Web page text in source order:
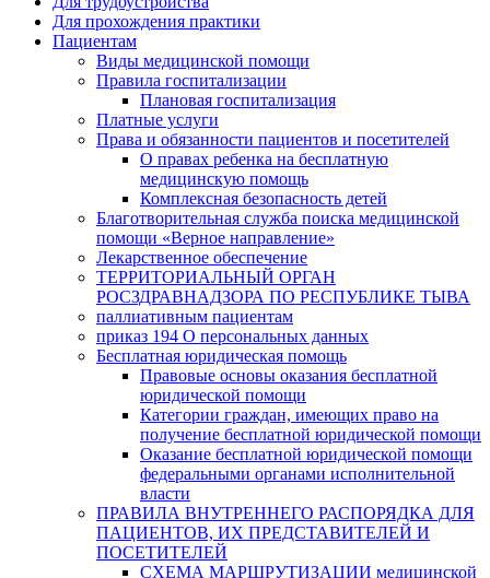
Для прохождения практики
Пациентам
Виды медицинской помощи
Правила госпитализации
Плановая госпитализация
Платные услуги
Права и обязанности пациентов и посетителей
О правах ребенка на бесплатную
медицинскую помощь
Комплексная безопасность детей
Благотворительная служба поиска медицинской
помощи «Верное направление»
Лекарственное обеспечение
ТЕРРИТОРИАЛЬНЫЙ ОРГАН
РОСЗДРАВНАДЗОРА ПО РЕСПУБЛИКЕ ТЫВА
паллиативным пациентам
приказ 194 О персональных данных
Бесплатная юридическая помощь
Правовые основы оказания бесплатной
юридической помощи
Категории граждан, имеющих право на
получение бесплатной юридической помощи
Оказание бесплатной юридической помощи
федеральными органами исполнительной
власти
ПРАВИЛА ВНУТРЕННЕГО РАСПОРЯДКА ДЛЯ
ПАЦИЕНТОВ, ИХ ПРЕДСТАВИТЕЛЕЙ И
ПОСЕТИТЕЛЕЙ
СХЕМА МАРШРУТИЗАЦИИ медицинской